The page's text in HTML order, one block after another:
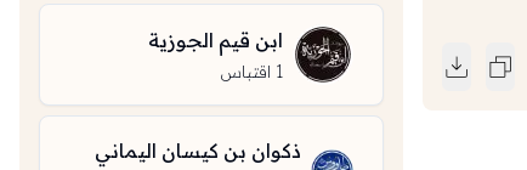
ابن قيم الجوزية
1 اقتباس
ذكوان بن كيسان اليماني